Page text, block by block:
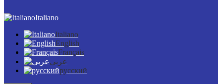
Italiano
Italiano
English
Français
عربى
русский